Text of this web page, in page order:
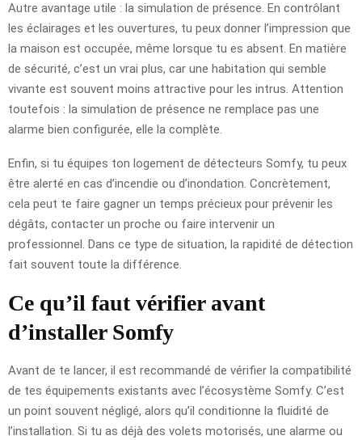
Autre avantage utile : la simulation de présence. En contrôlant
les éclairages et les ouvertures, tu peux donner l’impression que
la maison est occupée, même lorsque tu es absent. En matière
de sécurité, c’est un vrai plus, car une habitation qui semble
vivante est souvent moins attractive pour les intrus. Attention
toutefois : la simulation de présence ne remplace pas une
alarme bien configurée, elle la complète.
Enfin, si tu équipes ton logement de détecteurs Somfy, tu peux
être alerté en cas d’incendie ou d’inondation. Concrètement,
cela peut te faire gagner un temps précieux pour prévenir les
dégâts, contacter un proche ou faire intervenir un
professionnel. Dans ce type de situation, la rapidité de détection
fait souvent toute la différence.
Ce qu’il faut vérifier avant
d’installer Somfy
Avant de te lancer, il est recommandé de vérifier la compatibilité
de tes équipements existants avec l’écosystème Somfy. C’est
un point souvent négligé, alors qu’il conditionne la fluidité de
l’installation. Si tu as déjà des volets motorisés, une alarme ou